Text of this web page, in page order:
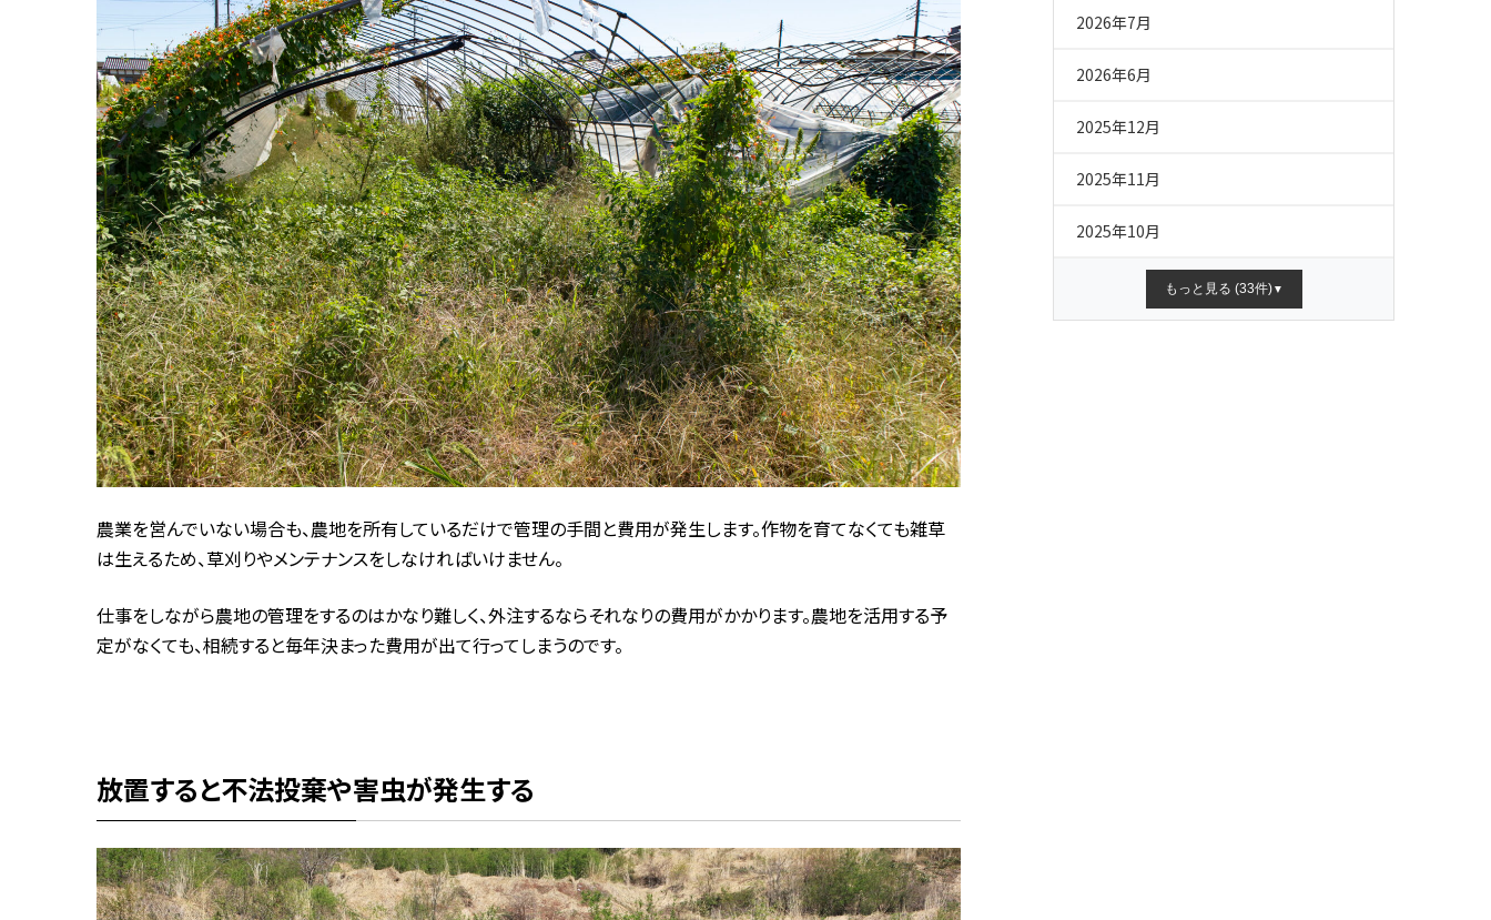
農業を営んでいない場合も、農地を所有しているだけで管理の手間と費用が発生します。作物を育てなくても雑草
は生えるため、草刈りやメンテナンスをしなければいけません。
仕事をしながら農地の管理をするのはかなり難しく、外注するならそれなりの費用がかかります。農地を活用する予
定がなくても、相続すると毎年決まった費用が出て行ってしまうのです。
放置すると不法投棄や害虫が発生する
2026年7月
2026年6月
2025年12月
2025年11月
2025年10月
もっと見る (33件)▼